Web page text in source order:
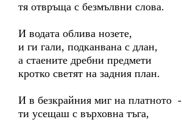
тя отвръща с безмълвни слова.
И водата облива нозете,
и ги гали, подканвана с длан,
а стаените дребни предмети
кротко светят на задния план.
И в безкрайния миг на платното -
ти усещаш с върховна тъга,